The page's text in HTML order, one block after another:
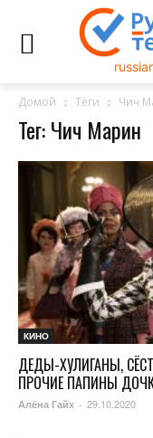
Домой Теги Чич
Тег: Чич Марин
КИНО
ДЕДЫ-ХУЛИГАНЫ,
ПРОЧИЕ ПАПИНЫ
Алёна Гайх - 29.10.2020